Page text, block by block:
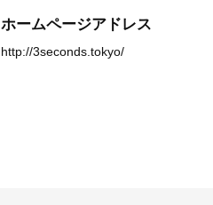
ホームページアドレス
http://3seconds.tokyo/